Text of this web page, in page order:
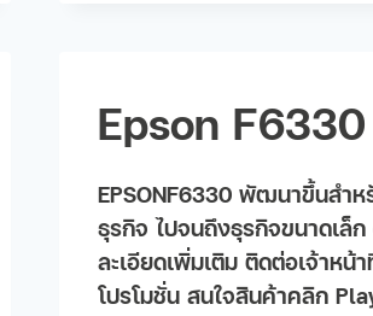
Epson F6330
EPSONF6330 พัฒนาขึ้นสำห
ธุรกิจ ไปจนถึงธุรกิจขนาดเล็ก
ละเอียดเพิ่มเติม ติดต่อเจ้าหน้
โปรโมชั่น สนใจสินค้าคลิก